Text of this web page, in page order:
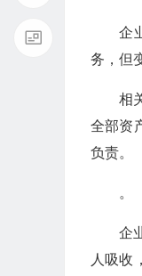
企
务，但
相
全部资
负责。
。
企
人吸收